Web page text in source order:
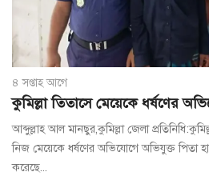
৪ সপ্তাহ আগে
কুমিল্লা তিতাসে মেয়েকে ধর্ষণের
আব্দুল্লাহ আল মানছুর,কুমিল্লা জেলা
নিজ মেয়েকে ধর্ষণের অভিযোগে অভিযুক্ত পিতা
করেছে...